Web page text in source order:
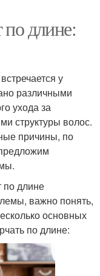
длине:
у
различными
ухода за
структуры волос.
причины, по
по длине
важно понять,
основных
по длине: